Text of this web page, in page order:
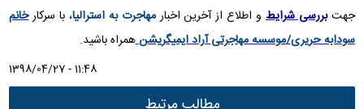
جهت بررسی شرایطو اطلاع از آخرین اخبارمهاجرت به استرالیا، با سرکارخانم
سودابه حریری/موسسه مهاجرتی آراد ایمیگریشنهمراه باشید.
1398/04/27 - 11:48